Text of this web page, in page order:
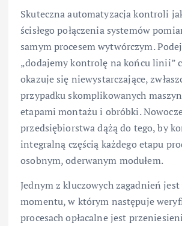
Skuteczna automatyzacja kontroli
ścisłego połączenia systemów
samym procesem wytwórczym.
„dodajemy kontrolę na końcu linii”
okazuje się niewystarczające,
przypadku skomplikowanych
etapami montażu i obróbki.
przedsiębiorstwa dążą do tego, by
integralną częścią każdego etapu
osobnym, oderwanym modułem.
Jednym z kluczowych zagadnień
momentu, w którym następuje
procesach opłacalne jest